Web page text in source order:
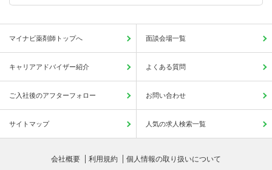
マイナビ薬剤師トップへ 面談会場一覧
キャリアアドバイザー紹介 よくある質問
ご入社後のアフターフォロー お問い合わせ
サイトマップ 人気の求人検索一覧
会社概要 利用規約 個人情報の取り扱いについて